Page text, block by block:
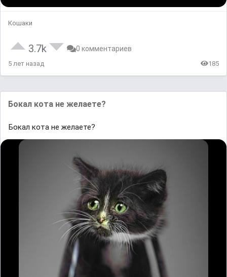
Кошаки
3.7k 0 комментариев
5 лет назад 185
Бокал кота не желаете?
Бокал кота не желаете?